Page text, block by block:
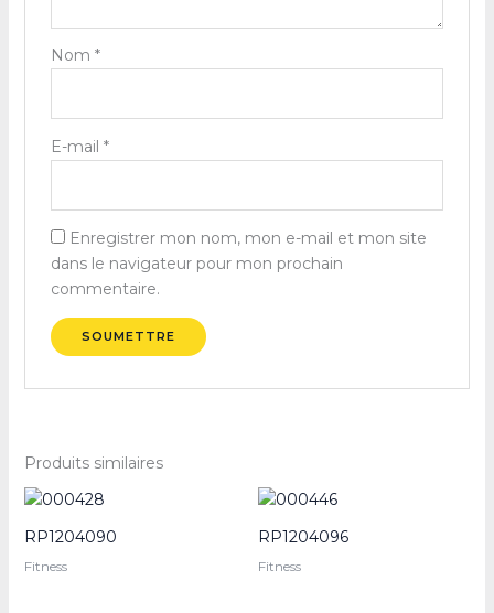
Nom *
E-mail *
Enregistrer mon nom, mon e-mail et mon site
dans le navigateur pour mon prochain
commentaire.
Produits similaires
RP1204090
Fitness
RP1204096
Fitness